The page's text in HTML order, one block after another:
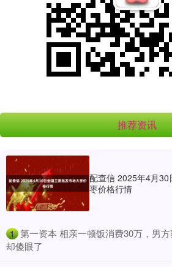
推荐资讯
配查信 2025年4月
枣价格行情
1 第一资本 相亲一顿饭消费30万，男
却傻眼了